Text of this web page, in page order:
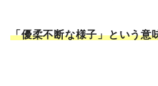
「優柔不断な様子」という意